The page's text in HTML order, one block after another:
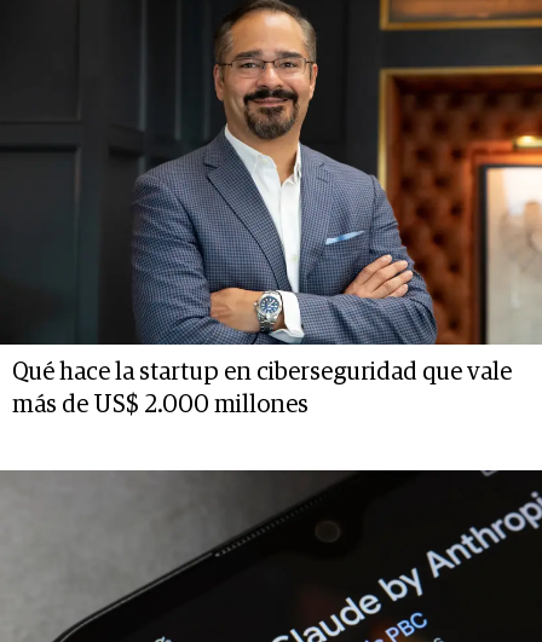
Qué hace la startup en ciberseguridad que vale
más de US$ 2.000 millones